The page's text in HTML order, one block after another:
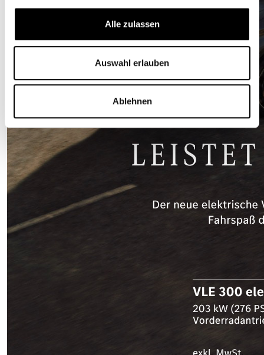
Alle zulassen
Auswahl erlauben
Ablehnen